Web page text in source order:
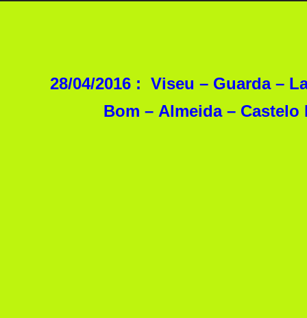
28/04/2016 : Viseu – Guarda –
Bom – Almeida –